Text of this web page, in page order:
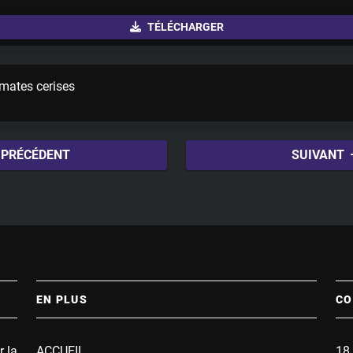
u
TÉLÉCHARGER
cerises
PRÉCÉDENT SUIVANT
EN PLUS